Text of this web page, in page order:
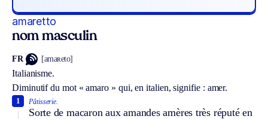
amaretto
nom masculin
FR [amaʀeto]
Italianisme.
Diminutif du mot « amaro » qui, en italien, signifie : amer.
Pâtisserie.
Sorte de macaron aux amandes amères très réputé en
1